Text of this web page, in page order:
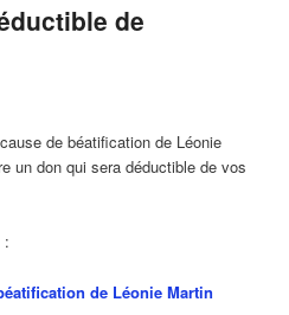
de
de béatification de Léonie
un don qui sera déductible de vos
:
de Léonie Martin